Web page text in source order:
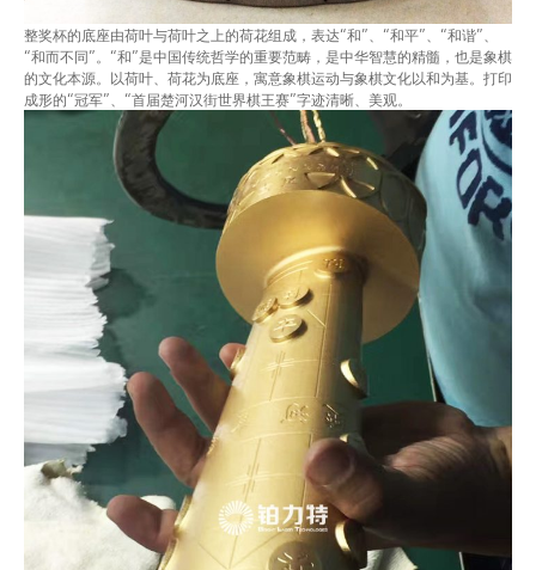
整奖杯的底座由荷叶与荷叶之上的荷花组成，表达“和”、“和平”、“和谐”、
“和而不同”。“和”是中国传统哲学的重要范畴，是中华智慧的精髓，也是象棋
的文化本源。以荷叶、荷花为底座，寓意象棋运动与象棋文化以和为基。打印
成形的“冠军”、“首届楚河汉街世界棋王赛”字迹清晰、美观。